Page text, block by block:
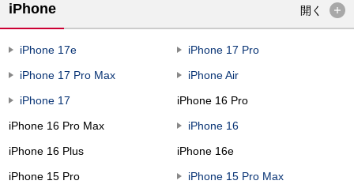
iPhone 開く
iPhone 17e
iPhone 17 Pro
iPhone 17 Pro Max
iPhone Air
iPhone 17
iPhone 16 Pro
iPhone 16 Pro Max
iPhone 16
iPhone 16 Plus
iPhone 16e
iPhone 15 Pro
iPhone 15 Pro Max